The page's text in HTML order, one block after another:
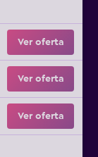
Ver oferta
Ver oferta
Ver oferta